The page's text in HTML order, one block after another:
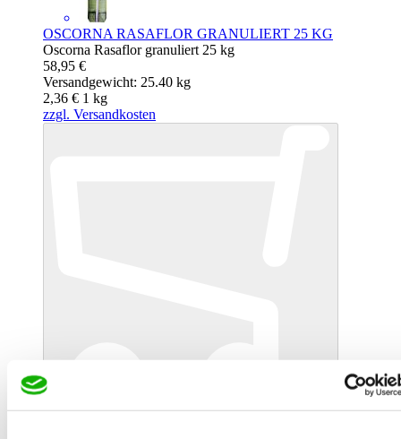
OSCORNA RASAFLOR GRANULIERT 25 KG
Oscorna Rasaflor granuliert 25 kg
58,95 €
Versandgewicht: 25.40 kg
2,36 € 1 kg
zzgl. Versandkosten